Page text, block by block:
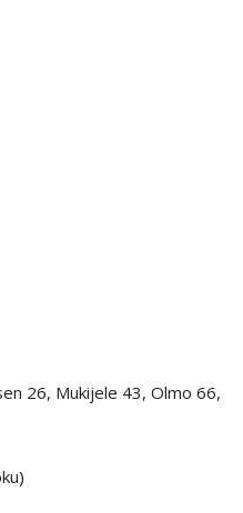
26, Mukijele 43, Olmo 66,